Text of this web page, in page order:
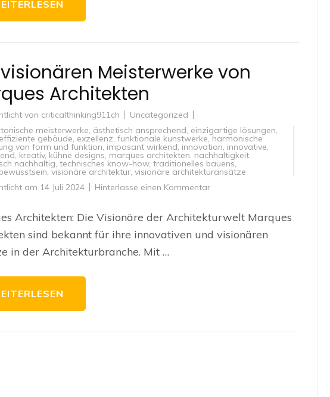
Meisterwerke von
Architekten
von criticalthinking911ch
Uncategorized
meisterwerke, ästhetisch ansprechend, einzigartige lösungen,
gebäude, exzellenz, funktionale kunstwerke,harmonische
von form und funktion, imposant wirkend, innovation, innovative,
, kreativ, kühne designs, marques architekten, nachhaltigkeit,
nachhaltig, technisches know-how, traditionelles bauens,
, visionäre architektur, visionäre architekturansätze
am 14 Juli 2024 Hinterlasse einen Kommentarzu
Meisterwerke
von
Marques
Architekten
Architekten: Die Visionäre der Architekturwelt Marques
sind bekannt für ihre innovativen und visionären
in der Architekturbranche. Mit …